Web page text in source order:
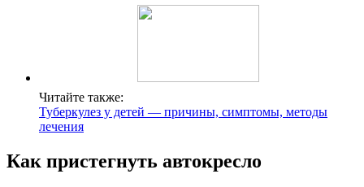
Читайте также:
Туберкулез у детей — причины, симптомы, методы
лечения
Как пристегнуть автокресло